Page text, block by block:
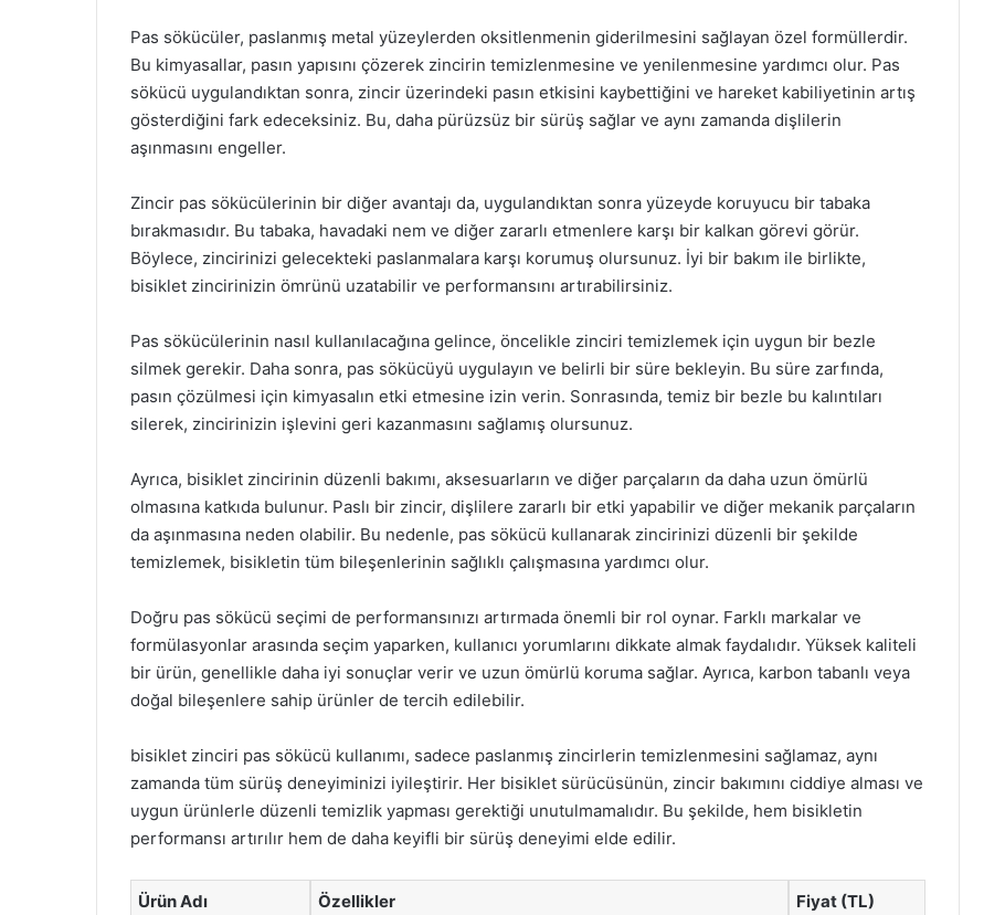
Pas sökücüler, paslanmış metal yüzeylerden oksitlenmenin giderilmesini sağlayan özel formüllerdir.
Bu kimyasallar, pasın yapısını çözerek zincirin temizlenmesine ve yenilenmesine yardımcı olur. Pas
sökücü uygulandıktan sonra, zincir üzerindeki pasın etkisini kaybettiğini ve hareket kabiliyetinin artış
gösterdiğini fark edeceksiniz. Bu, daha pürüzsüz bir sürüş sağlar ve aynı zamanda dişlilerin
aşınmasını engeller.
Zincir pas sökücülerinin bir diğer avantajı da, uygulandıktan sonra yüzeyde koruyucu bir tabaka
bırakmasıdır. Bu tabaka, havadaki nem ve diğer zararlı etmenlere karşı bir kalkan görevi görür.
Böylece, zincirinizi gelecekteki paslanmalara karşı korumuş olursunuz. İyi bir bakım ile birlikte,
bisiklet zincirinizin ömrünü uzatabilir ve performansını artırabilirsiniz.
Pas sökücülerinin nasıl kullanılacağına gelince, öncelikle zinciri temizlemek için uygun bir bezle
silmek gerekir. Daha sonra, pas sökücüyü uygulayın ve belirli bir süre bekleyin. Bu süre zarfında,
pasın çözülmesi için kimyasalın etki etmesine izin verin. Sonrasında, temiz bir bezle bu kalıntıları
silerek, zincirinizin işlevini geri kazanmasını sağlamış olursunuz.
Ayrıca, bisiklet zincirinin düzenli bakımı, aksesuarların ve diğer parçaların da daha uzun ömürlü
olmasına katkıda bulunur. Paslı bir zincir, dişlilere zararlı bir etki yapabilir ve diğer mekanik parçaların
da aşınmasına neden olabilir. Bu nedenle, pas sökücü kullanarak zincirinizi düzenli bir şekilde
temizlemek, bisikletin tüm bileşenlerinin sağlıklı çalışmasına yardımcı olur.
Doğru pas sökücü seçimi de performansınızı artırmada önemli bir rol oynar. Farklı markalar ve
formülasyonlar arasında seçim yaparken, kullanıcı yorumlarını dikkate almak faydalıdır. Yüksek kaliteli
bir ürün, genellikle daha iyi sonuçlar verir ve uzun ömürlü koruma sağlar. Ayrıca, karbon tabanlı veya
doğal bileşenlere sahip ürünler de tercih edilebilir.
bisiklet zinciri pas sökücü kullanımı, sadece paslanmış zincirlerin temizlenmesini sağlamaz, aynı
zamanda tüm sürüş deneyiminizi iyileştirir. Her bisiklet sürücüsünün, zincir bakımını ciddiye alması ve
uygun ürünlerle düzenli temizlik yapması gerektiği unutulmamalıdır. Bu şekilde, hem bisikletin
performansı artırılır hem de daha keyifli bir sürüş deneyimi elde edilir.
Ürün Adı Özellikler Fiyat (TL)